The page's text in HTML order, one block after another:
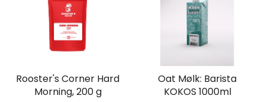
Rooster's Corner Hard
Morning, 200 g
Oat Mølk: Barista
KOKOS 1000ml